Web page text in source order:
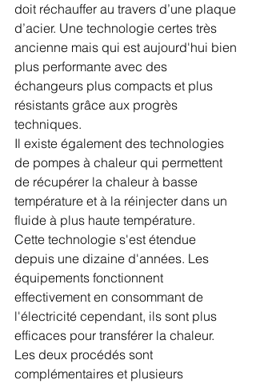
doit réchauffer au travers d’une plaque
d’acier. Une technologie certes très
ancienne mais qui est aujourd'hui bien
plus performante avec des
échangeurs plus compacts et plus
résistants grâce aux progrès
techniques.
Il existe également des technologies
de pompes à chaleur qui permettent
de récupérer la chaleur à basse
température et à la réinjecter dans un
fluide à plus haute température.
Cette technologie s'est étendue
depuis une dizaine d'années. Les
équipements fonctionnent
effectivement en consommant de
l'électricité cependant, ils sont plus
efficaces pour transférer la chaleur.
Les deux procédés sont
complémentaires et plusieurs